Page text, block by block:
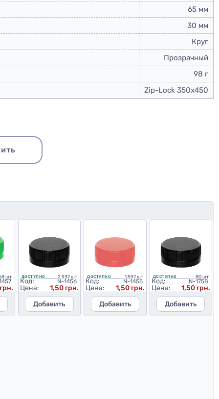
65 мм
30 мм
Круг
Прозрачный
98 г
Zip-Lock 350x450
шт ДОСТУПНО 2 937 шт
Код: N-1456
Цена:
1,50 грн.
Добавить
ДОСТУПНО 1 597 шт
Код: N-1455
Цена:
1,50 грн.
Добавить
ДОСТУПНО 80 шт
Код: N-1758
Цена:
1,50 грн.
Добавить